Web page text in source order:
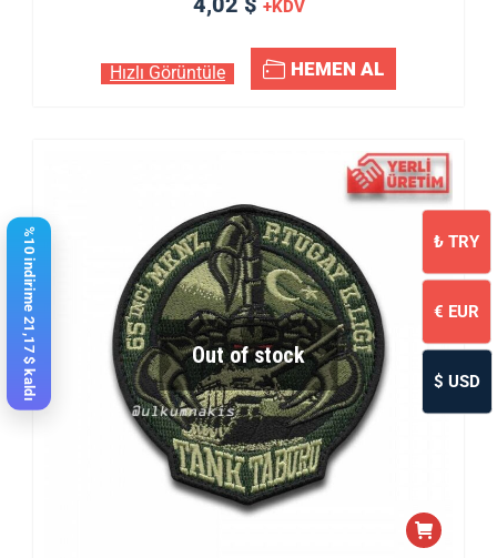
+KDV
Hızlı Görüntüle HEMEN AL
Out of stock
%10 indirime 21,17 $ kaldı ₺ TRY
€ EUR
$ USD